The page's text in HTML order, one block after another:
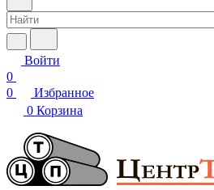
Войти
0
0
Избранное
0 Корзина